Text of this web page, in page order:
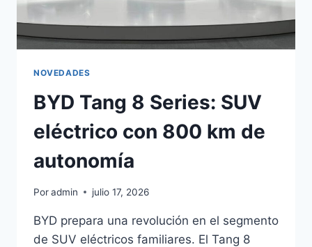
NOVEDADES
BYD Tang 8 Series: SUV
eléctrico con 800 km de
autonomía
Poradmin julio 17, 2026
BYD prepara una revolución en el segmento
de SUV eléctricos familiares. El Tang 8